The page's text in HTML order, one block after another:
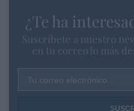
¿Te ha
Suscríbete a nuestro
en tu correo lo más
Tu correo electrónico...